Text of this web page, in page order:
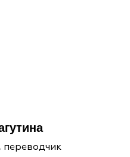
переводчик